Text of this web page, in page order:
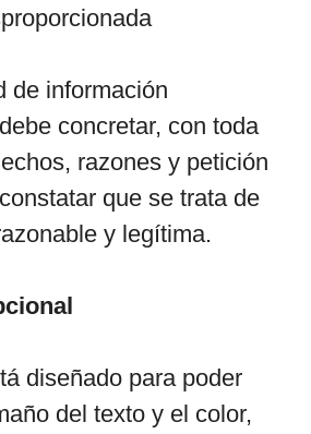
de información
concretar, con toda
razones y petición
que se trata de
y legítima.
diseñado para poder
del texto y el color,